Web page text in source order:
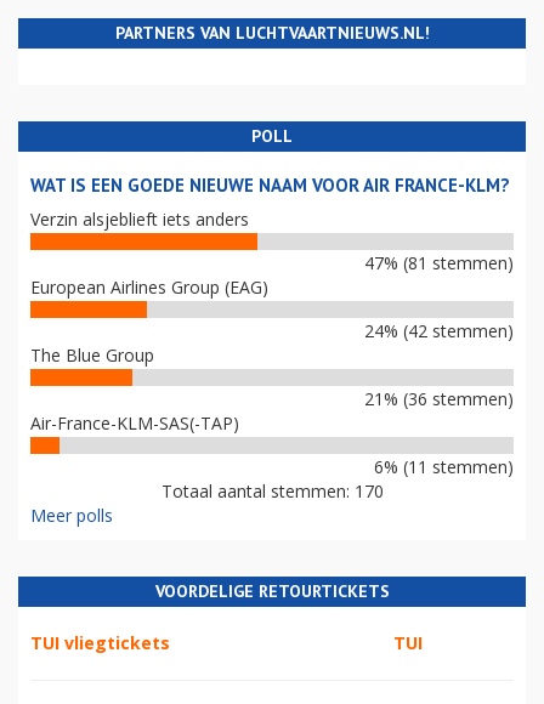
PARTNERS VAN LUCHTVAARTNIEUWS.NL!
POLL
WAT IS EEN GOEDE NIEUWE NAAM VOOR AIR FRANCE-KLM?
Verzin alsjeblieft iets anders
47% (81 stemmen)
European Airlines Group (EAG)
24% (42 stemmen)
The Blue Group
21% (36 stemmen)
Air-France-KLM-SAS(-TAP)
6% (11 stemmen)
Totaal aantal stemmen: 170
Meer polls
VOORDELIGE RETOURTICKETS
TUI vliegtickets TUI